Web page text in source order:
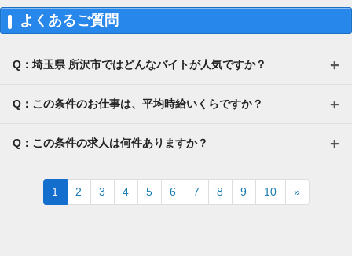
よくあるご質問
Q：埼玉県 所沢市ではどんなバイトが人気ですか？
Q：この条件のお仕事は、平均時給いくらですか？
Q：この条件の求人は何件ありますか？
1 2 3 4 5 6 7 8 9 10 »Next